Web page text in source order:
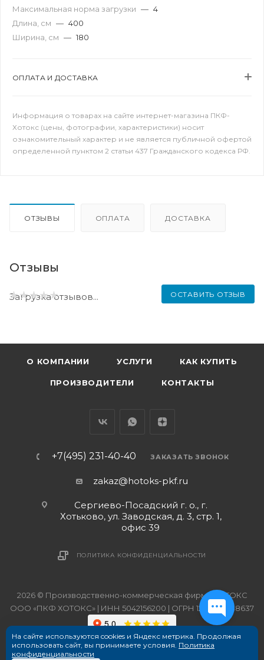
Максимальная норма загрузки — 4
Длина, см — 400
Ширина, см — 180
ОПЛАТА И ДОСТАВКА
Информация о товарах на сайте интернет-магазина ПКФ-
Хотокс (цены, фотографии, характеристики) носит
ознакомительный характер и не является публичной офертой
определенной пунктом 2 статьи 437 Гражданского кодекса РФ.
ОТЗЫВЫ ОПЛАТА ДОСТАВКА
Отзывы
ОСТАВИТЬ ОТЗЫВ
Загрузка отзывов...
О КОМПАНИИ УСЛУГИ КАК КУПИТЬ
ПРОИЗВОДИТЕЛИ КОНТАКТЫ
+7(495) 231-40-40 ЗАКАЗАТЬ ЗВОНОК
zakaz@hotoks-pkf.ru
Сергиево-Посадский г. о., г.
Хотьково, ул. Заводская, д. 3, стр. 1,
офис 39
ПОЛИТИКА КОНФИДЕНЦИАЛЬНОСТИ
2026 © Производственно-коммерческая фирма ХОТОКС
ООО «ПКФ ХОТОКС» | ИНН 5042156200 | ОГРН 1215000038637
На сайте используются cookies и Яндекс метрика. Продолжая
использовать сайт, вы принимаете условия. Политика
конфиденциальности